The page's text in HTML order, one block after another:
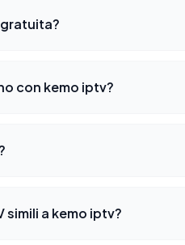
con kemo iptv?
a kemo iptv?